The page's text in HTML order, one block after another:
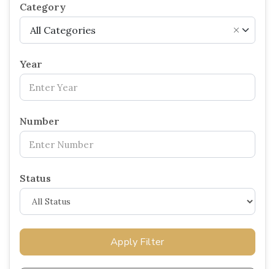
Category
×
All Categories
Year
Number
Status
Apply Filter